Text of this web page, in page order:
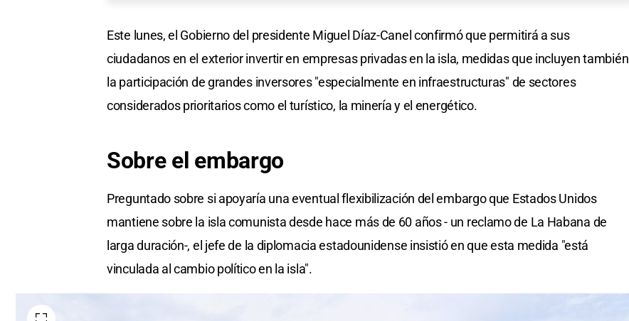
Este lunes, el Gobierno del presidente Miguel Díaz-Canel confirmó que permitirá a sus
ciudadanos en el exterior invertir en empresas privadas en la isla, medidas que incluyen también
la participación de grandes inversores "especialmente en infraestructuras" de sectores
considerados prioritarios como el turístico, la minería y el energético.
Sobre el embargo
Preguntado sobre si apoyaría una eventual flexibilización del embargo que Estados Unidos
mantiene sobre la isla comunista desde hace más de 60 años - un reclamo de La Habana de
larga duración-, el jefe de la diplomacia estadounidense insistió en que esta medida "está
vinculada al cambio político en la isla".